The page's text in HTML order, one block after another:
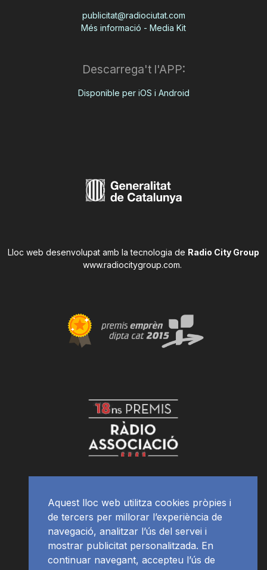
publicitat@radiociutat.com
Més informació - Media Kit
Descarrega't l'APP:
Disponible per iOS i Android
Lloc web desenvolupat amb la tecnologia de Radio City Group
www.radiocitygroup.com.
Aquest lloc web utilitza cookies pròpies i
de tercers per millorar l’experiència de
navegació, analitzar l’ús del servei i
mostrar publicitat personalitzada. En
continuar navegant, accepteu l’ús de